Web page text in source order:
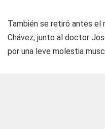
También se retiró antes el
Chávez, junto al doctor
por una leve molestia